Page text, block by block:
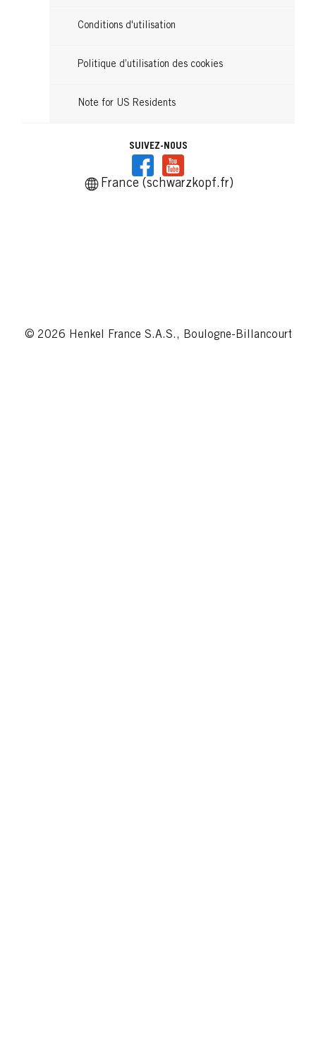
Conditions d'utilisation
Politique d’utilisation des cookies
Note for US Residents
SUIVEZ-NOUS
France (schwarzkopf.fr)
© 2026 Henkel France S.A.S., Boulogne-Billancourt